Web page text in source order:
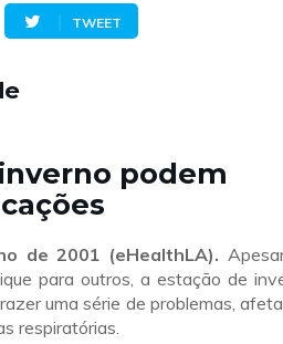
TWEET
podem
de 2001 (eHealthLA).
para outros, a estação de
uma série de problemas,
respiratórias.